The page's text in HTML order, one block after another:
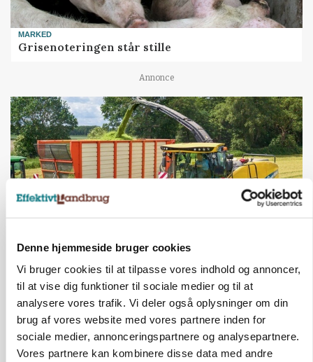
Denne hjemmeside bruger cookies
Vi bruger cookies til at tilpasse vores indhold og annoncer,
til at vise dig funktioner til sociale medier og til at
analysere vores trafik. Vi deler også oplysninger om din
brug af vores website med vores partnere inden for
sociale medier, annonceringspartnere og analysepartnere.
Vores partnere kan kombinere disse data med andre
MARKED
Grisenoteringen står stille
Annonce
MASKINER
Krone åbner XDisc for John Deere og New
Holland
Annonce
MARKED